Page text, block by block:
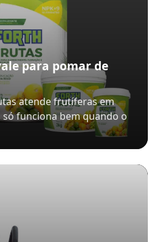
para pomar de
atende frutíferas em
só funciona bem quando o